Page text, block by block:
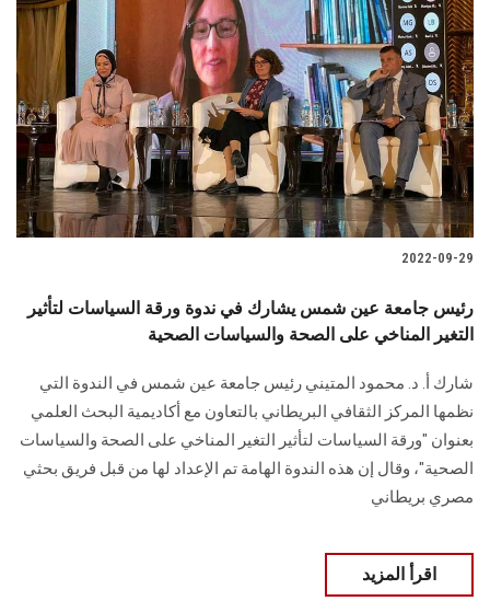
تواصل معنا
الطلاب
هيئة التدريس
الدراسات العليا
الزائـرون
سجل الان
2022-09-29
رئيس جامعة عين شمس يشارك في ندوة ورقة السياسات لتأثير
التغير المناخي على الصحة والسياسات الصحية
شارك أ. د. محمود المتيني رئيس جامعة عين شمس في الندوة التي
نظمها المركز الثقافي البريطاني بالتعاون مع أكاديمية البحث العلمي
بعنوان "ورقة السياسات لتأثير التغير المناخي على الصحة والسياسات
الصحية"، وقال إن هذه الندوة الهامة تم الإعداد لها من قبل فريق بحثي
مصري بريطاني
اقرأ المزيد